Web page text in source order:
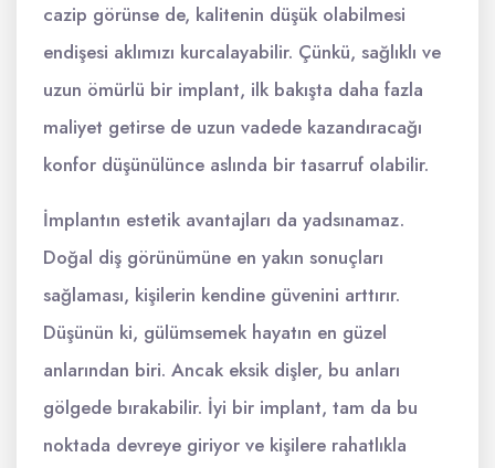
cazip görünse de, kalitenin düşük olabilmesi
endişesi aklımızı kurcalayabilir. Çünkü, sağlıklı ve
uzun ömürlü bir implant, ilk bakışta daha fazla
maliyet getirse de uzun vadede kazandıracağı
konfor düşünülünce aslında bir tasarruf olabilir.
İmplantın estetik avantajları da yadsınamaz.
Doğal diş görünümüne en yakın sonuçları
sağlaması, kişilerin kendine güvenini arttırır.
Düşünün ki, gülümsemek hayatın en güzel
anlarından biri. Ancak eksik dişler, bu anları
gölgede bırakabilir. İyi bir implant, tam da bu
noktada devreye giriyor ve kişilere rahatlıkla